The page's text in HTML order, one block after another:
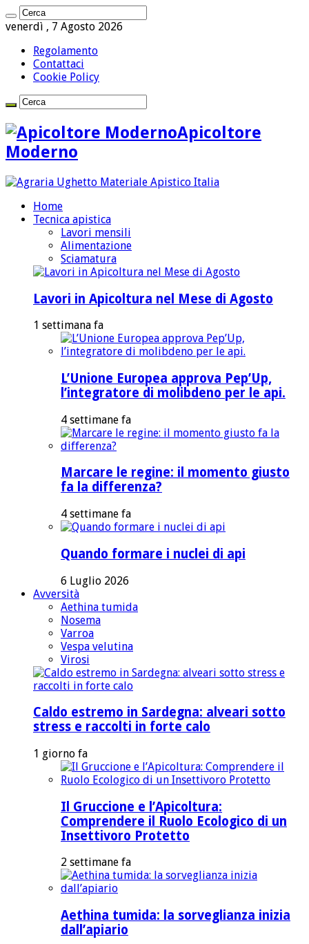
venerdì , 7 Agosto 2026
Regolamento
Contattaci
Cookie Policy
Apicoltore
Moderno
Home
Tecnica apistica
Lavori mensili
Alimentazione
Sciamatura
Lavori in Apicoltura nel Mese di Agosto
1 settimana fa
L’Unione Europea approva Pep’Up,
l’integratore di molibdeno per le api.
4 settimane fa
Marcare le regine: il momento giusto
fa la differenza?
4 settimane fa
Quando formare i nuclei di api
6 Luglio 2026
Avversità
Aethina tumida
Nosema
Varroa
Vespa velutina
Virosi
Caldo estremo in Sardegna: alveari sotto
stress e raccolti in forte calo
1 giorno fa
Il Gruccione e l’Apicoltura:
Comprendere il Ruolo Ecologico di un
Insettivoro Protetto
2 settimane fa
Aethina tumida: la sorveglianza inizia
dall’apiario